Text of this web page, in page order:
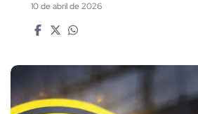
10 de abril de 2026